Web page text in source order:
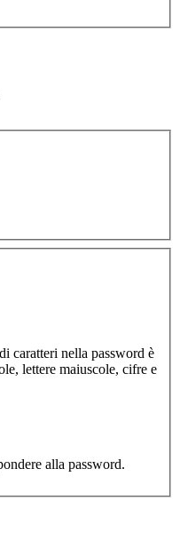
caratteri nella password è
lettere maiuscole, cifre e
alla password.